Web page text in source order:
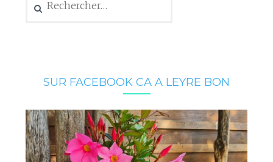
SUR FACEBOOK CA A LEYRE BON